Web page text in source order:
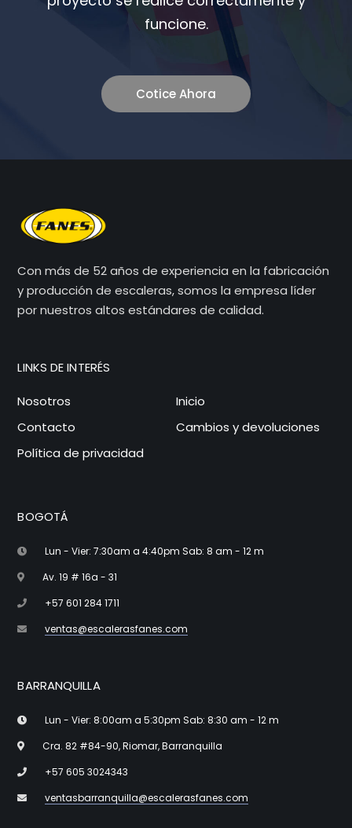
funcione.
Cotice Ahora
Con más de 52 años de experiencia en la fabricación
y producción de escaleras, somos la empresa líder
por nuestros altos estándares de calidad.
LINKS DE INTERÉS
Nosotros
Inicio
Contacto
Cambios y devoluciones
Política de privacidad
BOGOTÁ
Lun - Vier: 7:30am a 4:40pm Sab: 8 am - 12 m
Av. 19 # 16a - 31
+57 601 284 1711
ventas@escalerasfanes.com
BARRANQUILLA
Lun - Vier: 8:00am a 5:30pm Sab: 8:30 am - 12 m
Cra. 82 #84-90, Riomar, Barranquilla
+57 605 3024343
ventasbarranquilla@escalerasfanes.com